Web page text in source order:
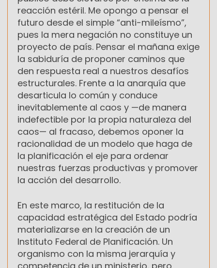
reacción estéril. Me opongo a pensar el
futuro desde el simple “anti-mileísmo”,
pues la mera negación no constituye un
proyecto de país. Pensar el mañana exige
la sabiduría de proponer caminos que
den respuesta real a nuestros desafíos
estructurales. Frente a la anarquía que
desarticula lo común y conduce
inevitablemente al caos y —de manera
indefectible por la propia naturaleza del
caos— al fracaso, debemos oponer la
racionalidad de un modelo que haga de
la planificación el eje para ordenar
nuestras fuerzas productivas y promover
la acción del desarrollo.
En este marco, la restitución de la
capacidad estratégica del Estado podría
materializarse en la creación de un
Instituto Federal de Planificación. Un
organismo con la misma jerarquía y